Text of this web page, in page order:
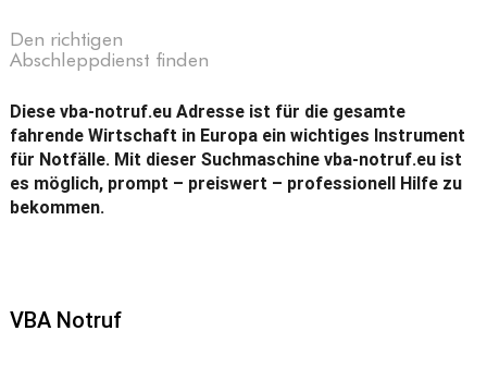
Den richtigen
Abschleppdienst finden
Diese vba-notruf.eu Adresse ist für die gesamte
fahrende Wirtschaft in Europa ein wichtiges Instrument
für Notfälle. Mit dieser Suchmaschine vba-notruf.eu ist
es möglich, prompt – preiswert – professionell Hilfe zu
bekommen.
VBA Notruf